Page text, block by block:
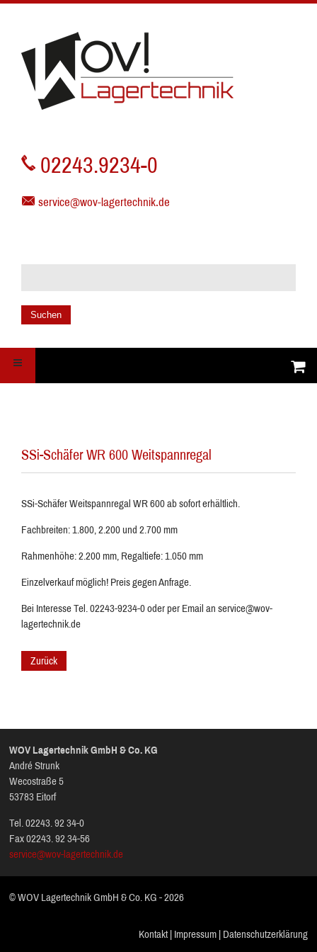
02243.9234-0
service@wov-lagertechnik.de
Suchen
SSi-Schäfer WR 600 Weitspannregal
SSi-Schäfer Weitspannregal WR 600 ab sofort erhältlich.
Fachbreiten: 1.800, 2.200 und 2.700 mm
Rahmenhöhe: 2.200 mm, Regaltiefe: 1.050 mm
Einzelverkauf möglich! Preis gegen Anfrage.
Bei Interesse Tel. 02243-9234-0 oder per Email an service@wov-
lagertechnik.de
Zurück
WOV Lagertechnik GmbH & Co. KG
André Strunk
Wecostraße 5
53783 Eitorf
Tel. 02243. 92 34-0
Fax 02243. 92 34-56
service@wov-lagertechnik.de
© WOV Lagertechnik GmbH & Co. KG - 2026
Kontakt| Impressum| Datenschutzerklärung